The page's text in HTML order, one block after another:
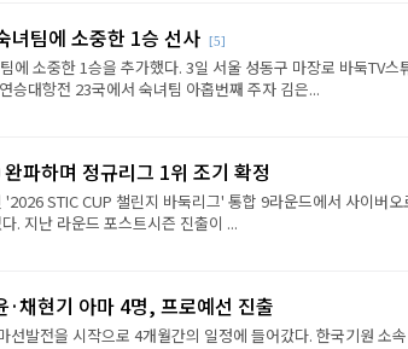
녀팀에 소중한 1승 선사 [5]
에 소중한 1승을 추가했다. 3일 서울 성동구 마장로 바둑TV스
승대항전 23국에서 숙녀팀 아홉번째 주자 김은...
파하며 정규리그 1위 조기 확정
STIC CUP 챌린지 바둑리그' 통합 9라운드에서 사이버오
. 지난 라운드 포스트시즌 진출이 ...
채현기 아마 4명, 프로예선 진출
발전을 시작으로 4개월간의 일정에 들어갔다. 한국기원 소